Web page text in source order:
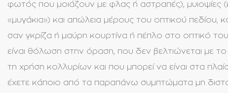
φωτός που μοιάζουν με φλας ή αστραπές), μυιοψίες
«μυγάκια») και απώλεια μέρους του οπτικού πεδίου,
σαν γκρίζα ή μαύρη κουρτίνα ή πέπλο στο οπτικό
είναι θόλωση στην όραση, που δεν βελτιώνεται με
τη χρήση κολλυρίων και που μπορεί να είναι στα
έχετε κάποιο από τα παραπάνω συμπτώματα μη